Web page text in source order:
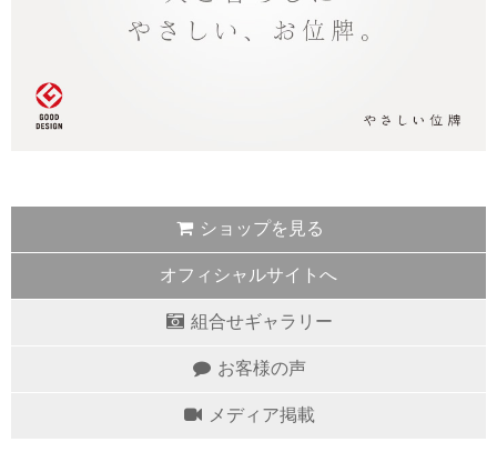
ショップを見る
オフィシャルサイトへ
組合せギャラリー
お客様の声
メディア掲載